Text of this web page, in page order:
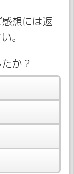
想には返
。
か？